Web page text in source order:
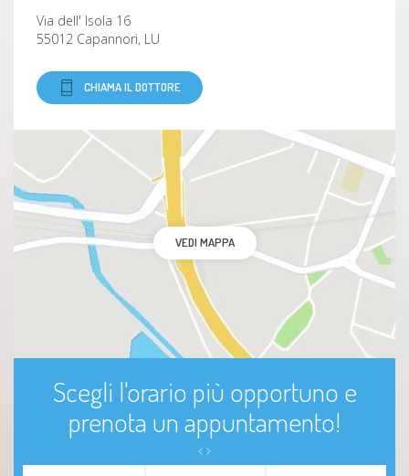
Via dell' Isola 16
55012 Capannori, LU
CHIAMA IL DOTTORE
VEDI MAPPA
Scegli l'orario più opportuno e
prenota un appuntamento!